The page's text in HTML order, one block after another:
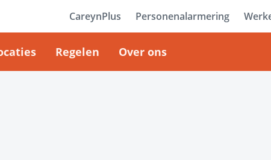
Regelen Over ons
CareynPlus Personenalarmering